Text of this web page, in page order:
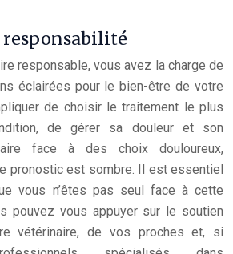
responsabilité
responsable, vous avez la charge de
éclairées pour le bien-être de votre
de choisir le traitement le plus
de gérer sa douleur et son
face à des choix douloureux,
pronostic est sombre. Il est essentiel
vous n’êtes pas seul face à cette
pouvez vous appuyer sur le soutien
vétérinaire, de vos proches et, si